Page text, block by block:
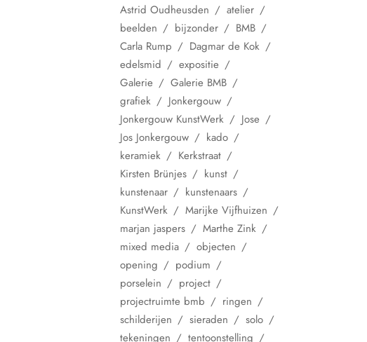
Astrid Oudheusden
atelier
beelden
bijzonder
BMB
Carla Rump
Dagmar de Kok
edelsmid
expositie
Galerie
Galerie BMB
grafiek
Jonkergouw
Jonkergouw KunstWerk
Jose
Jos Jonkergouw
kado
keramiek
Kerkstraat
Kirsten Brünjes
kunst
kunstenaar
kunstenaars
KunstWerk
Marijke Vijfhuizen
marjan jaspers
Marthe Zink
mixed media
objecten
opening
podium
porselein
project
projectruimte bmb
ringen
schilderijen
sieraden
solo
tekeningen
tentoonstelling